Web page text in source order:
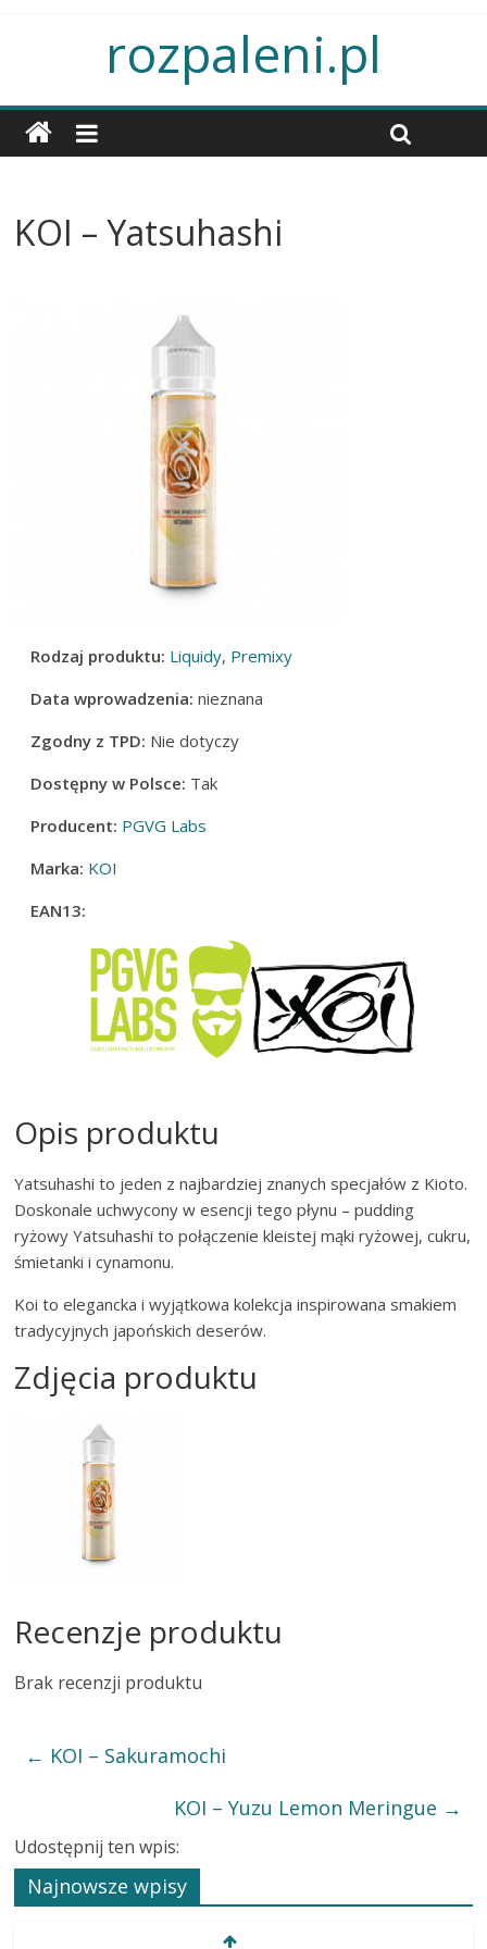
rozpaleni.pl
KOI – Yatsuhashi
Rodzaj produktu: Liquidy, Premixy
Data wprowadzenia:nieznana
Zgodny z TPD: Nie dotyczy
Dostępny w Polsce: Tak
Producent: PGVG Labs
Marka: KOI
EAN13:
Opis produktu
Yatsuhashi to jeden z najbardziej znanych specjałów z Kioto.
Doskonale uchwycony w esencji tego płynu – pudding
ryżowy Yatsuhashi to połączenie kleistej mąki ryżowej, cukru,
śmietanki i cynamonu.
Koi to elegancka i wyjątkowa kolekcja inspirowana smakiem
tradycyjnych japońskich deserów.
Zdjęcia produktu
Recenzje produktu
Brak recenzji produktu
← KOI – Sakuramochi
KOI – Yuzu Lemon Meringue →
Udostępnij ten wpis:
Najnowsze wpisy